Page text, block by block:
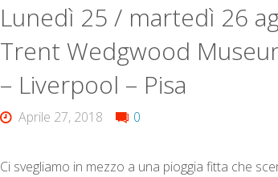
Lunedì 25 / martedì 26
Trent Wedgwood
– Liverpool – Pisa
Aprile 27, 2018 0
Ci svegliamo in mezzo a una pioggia fitta che